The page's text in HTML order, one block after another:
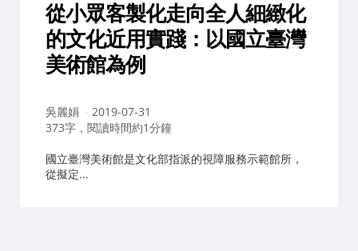
從小眾客製化走向全人細緻化
的文化近用實踐：以國立臺灣
美術館為例
作
者：
吳麗娟
2019-07-31
373字，閱讀時間約1分鐘
國立臺灣美術館是文化部指派的視障服務示範館所，
從擬定...